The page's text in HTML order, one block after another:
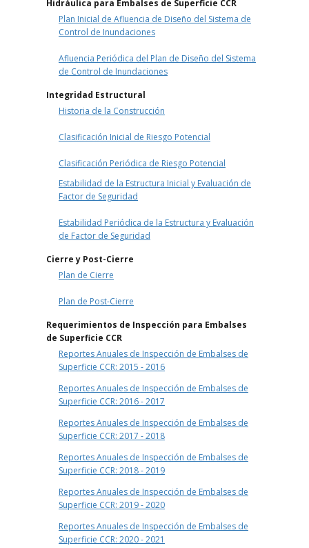
Hidráulica para Embalses de Superficie CCR
Plan Inicial de Afluencia de Diseño del Sistema de
Control de Inundaciones
Afluencia Periódica del Plan de Diseño del Sistema
de Control de Inundaciones
Integridad Estructural
Historia de la Construcción
Clasificación Inicial de Riesgo Potencial
Clasificación Periódica de Riesgo Potencial
Estabilidad de la Estructura Inicial y Evaluación de
Factor de Seguridad
Estabilidad Periódica de la Estructura y Evaluación
de Factor de Seguridad
Cierre y Post-Cierre
Plan de Cierre
Plan de Post-Cierre
Requerimientos de Inspección para Embalses
de Superficie CCR
Reportes Anuales de Inspección de Embalses de
Superficie CCR: 2015 - 2016
Reportes Anuales de Inspección de Embalses de
Superficie CCR: 2016 - 2017
Reportes Anuales de Inspección de Embalses de
Superficie CCR: 2017 - 2018
Reportes Anuales de Inspección de Embalses de
Superficie CCR: 2018 - 2019
Reportes Anuales de Inspección de Embalses de
Superficie CCR: 2019 - 2020
Reportes Anuales de Inspección de Embalses de
Superficie CCR: 2020 - 2021